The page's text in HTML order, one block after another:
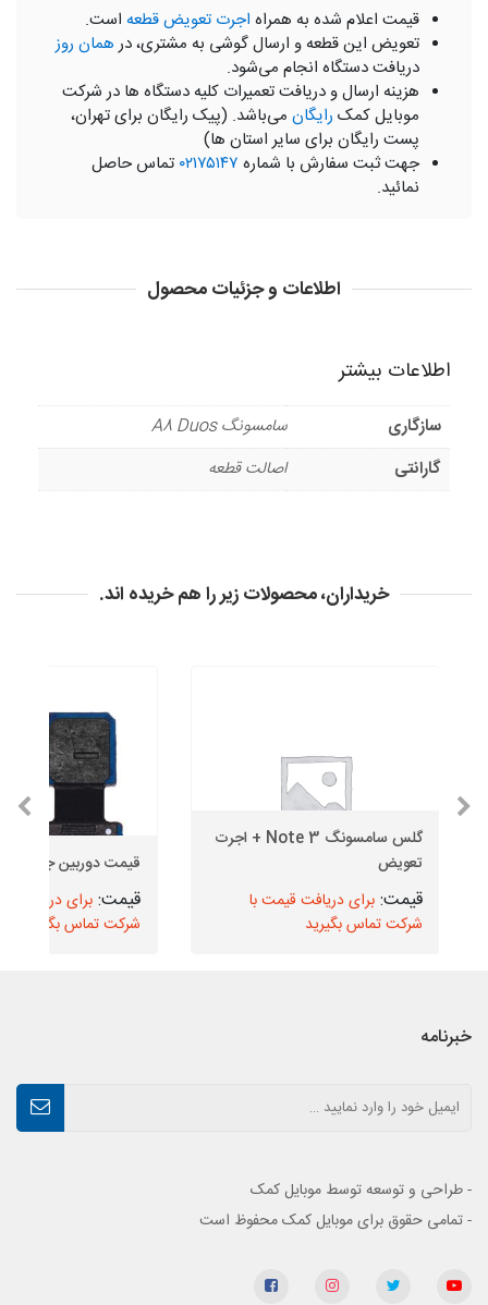
قیمت اعلام شده به همراه اجرت تعویض قطعه است.
تعویض این قطعه و ارسال گوشی به مشتری، درهمان روز
دریافت دستگاه انجام می‌شود.
هزینه ارسال و دریافت تعمیرات کلیه دستگاه ها در شرکت
موبایل کمک رایگان می‌باشد. (پیک رایگان برای تهران،
پست رایگان برای سایر استان ها)
جهت ثبت سفارش با شماره ۰۲۱۷۵۱۴۷ تماس حاصل
نمائید.
اطلاعات و جزئیات محصول
اطلاعات بیشتر
سازگاری
سامسونگ A8 Duos
گارانتی
اصالت قطعه
خریداران، محصولات زیر را هم خریده اند.
گلس سامسونگ Note 3 + اجرت
تعویض
برای دریافت قیمت با
شرکت تماس بگیرید
قیمت دوربین جلو J5 2016
برای دریافت
شرکت تماس بگیرید
خبرنامه
- طراحی و توسعه توسط موبایل کمک
- تمامی حقوق برای موبایل کمک محفوظ است